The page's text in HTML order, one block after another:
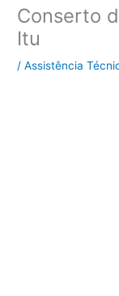
Conserto
Itu
/Assistência